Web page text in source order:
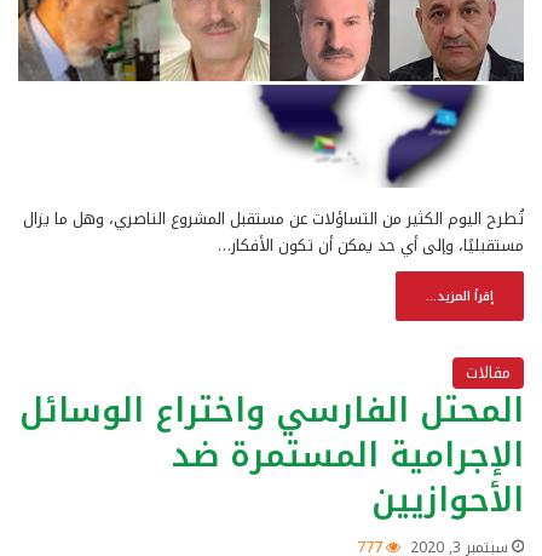
تُطرح اليوم الكثير من التساؤلات عن مستقبل المشروع الناصري، وهل ما يزال
مستقبليًا، وإلى أي حد يمكن أن تكون الأفكار…
إقرأ المزيد...
مقالات
المحتل الفارسي واختراع الوسائل
الإجرامية المستمرة ضد
الأحوازيين
سبتمبر 3, 2020 777